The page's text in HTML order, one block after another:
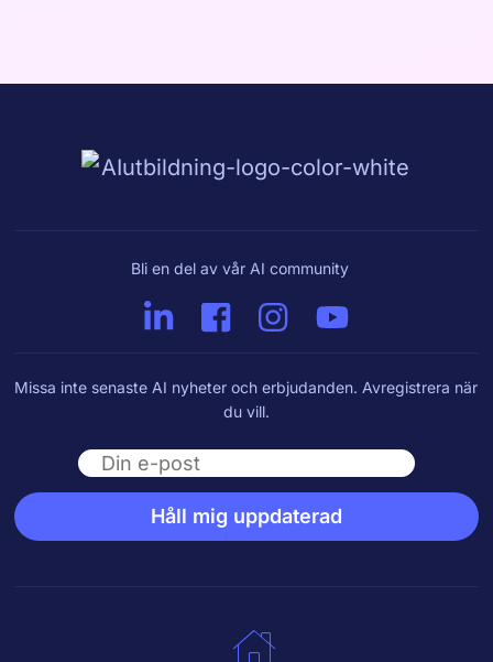
Bli en del av vår AI community
Missa inte senaste AI nyheter och erbjudanden. Avregistrera när
du vill.
Email
Håll mig uppdaterad